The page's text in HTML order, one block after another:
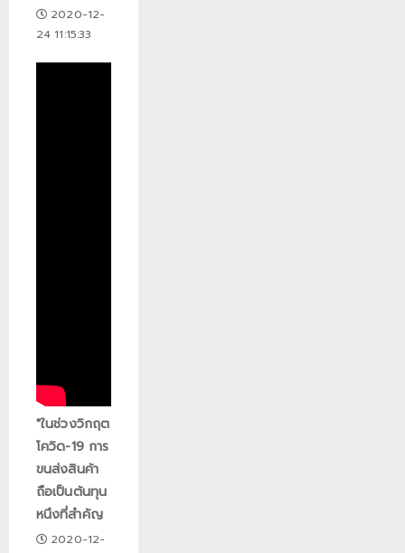
2020-12-
24 11:15:33
"ในช่วงวิกฤต
โควิด-19 การ
ขนส่งสินค้า
ถือเป็นต้นทุน
หนึงที่สำคัญ
2020-12-